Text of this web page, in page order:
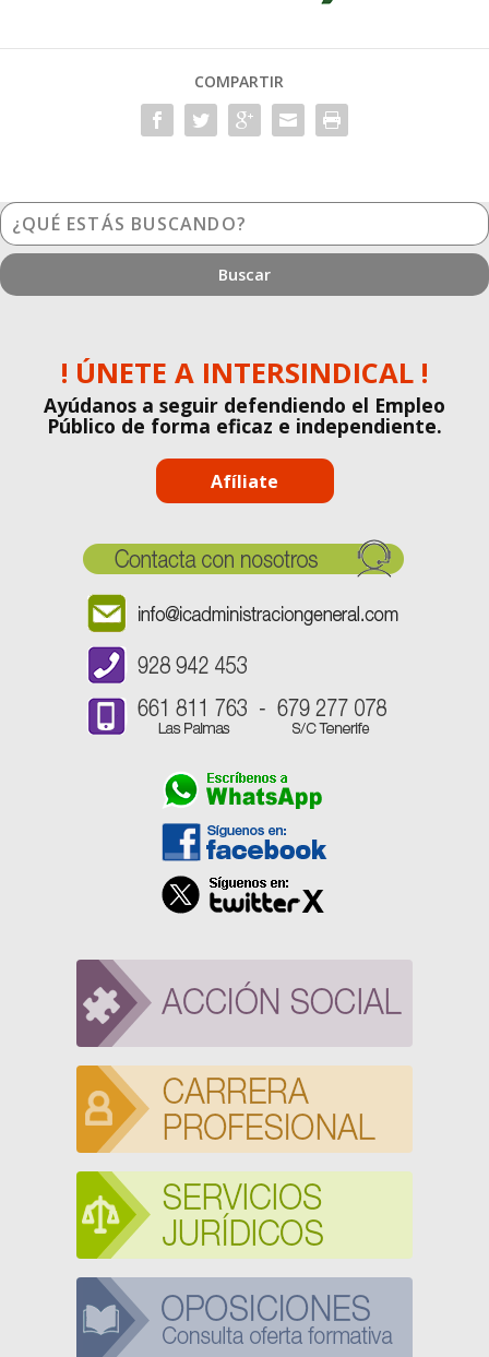
COMPARTIR
¿Qué
estás
buscando?
! ÚNETE A INTERSINDICAL !
Ayúdanos a seguir defendiendo el Empleo
Público de forma eficaz e independiente.
Afíliate